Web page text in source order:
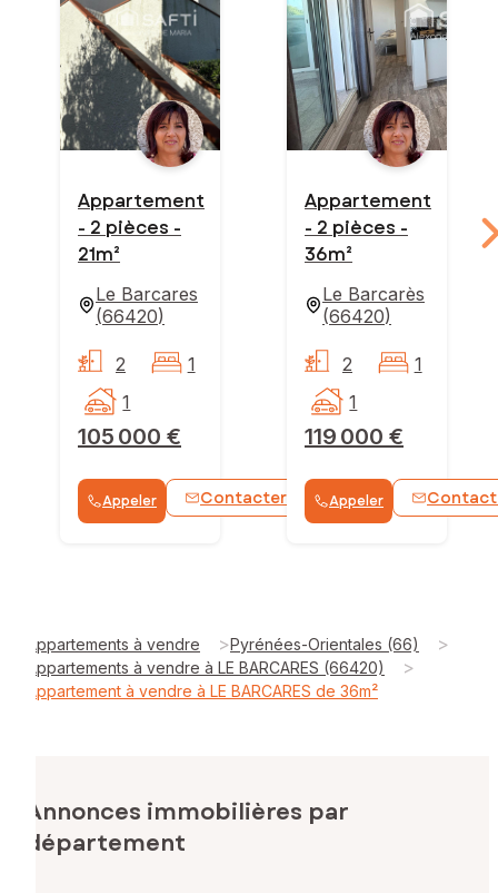
Appartement
- 2 pièces -
21m²
Le Barcares
(66420)
105 000 €
2
1
1
Appeler Contacter WhatsApp
Appartement
- 2 pièces -
36m²
Le Barcarès
(66420)
119 000 €
2
1
1
Appeler
Appartements à vendre >Pyrénées-Orientales (66) >
Appartements à vendre à LE BARCARES (66420) >
Appartement à vendre à LE BARCARES de 36m²
Annonces immobilières par
département